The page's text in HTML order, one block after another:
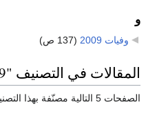
و
وفيات 2009 (137 ص)
المقالات في التصنيف "2009"
الصفحات 5 التالية مصنّفة بهذا التصنيف، من إجمالي 5.